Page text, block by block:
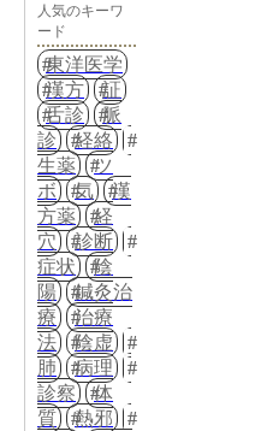
人気のキーワ
ード
東洋医学
漢方
証
舌診
脈
診
経絡
生薬
ツ
ボ
気
漢
方薬
経
穴
診断
症状
陰
陽
鍼灸治
療
治療
法
陰虚
肺
病理
診察
体
質
熱邪